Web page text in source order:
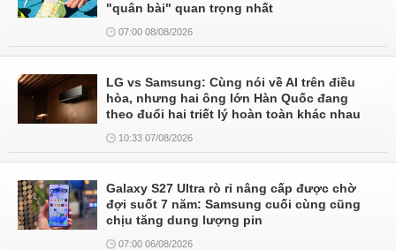
"quân bài" quan trọng nhất
07:00 08/08/2026
LG vs Samsung: Cùng nói về AI trên điều
hòa, nhưng hai ông lớn Hàn Quốc đang
theo đuổi hai triết lý hoàn toàn khác nhau
10:33 07/08/2026
Galaxy S27 Ultra rò rỉ nâng cấp được chờ
đợi suốt 7 năm: Samsung cuối cùng cũng
chịu tăng dung lượng pin
07:00 06/08/2026